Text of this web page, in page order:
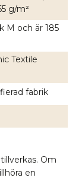
g/m²
M och är 185
Textile
fabrik
Om
en